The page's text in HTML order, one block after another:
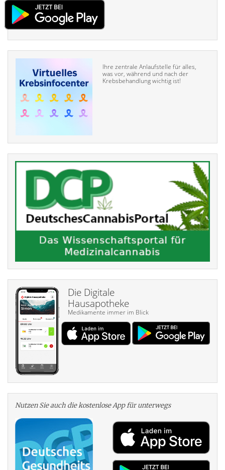
Ihre zentrale Anlaufstelle für alles,
was vor, während und nach der
Krebsbehandlung wichtig ist!
Die Digitale
Hausapotheke
Medikamente immer im Blick
Nutzen Sie auch die kosten­lose App für unterwegs